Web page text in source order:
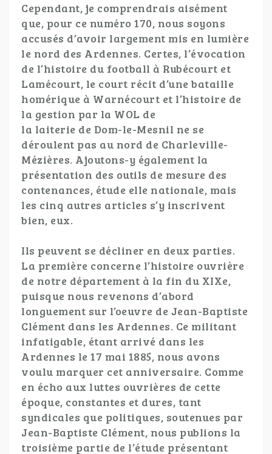
Cependant, je comprendrais aisément
que, pour ce numéro 170, nous soyons
accusés d’avoir largement mis en lumière
le nord des Ardennes. Certes, l’évocation
de l’histoire du football à Rubécourt et
Lamécourt, le court récit d’une bataille
homérique à Warnécourt et l’histoire de
la gestion par la WOL de
la laiterie de Dom-le-Mesnil ne se
déroulent pas au nord de Charleville-
Mézières. Ajoutons-y également la
présentation des outils de mesure des
contenances, étude elle nationale, mais
les cinq autres articles s’y inscrivent
bien, eux.
Ils peuvent se décliner en deux parties.
La première concerne l’histoire ouvrière
de notre département à la fin du XIXe,
puisque nous revenons d’abord
longuement sur l’oeuvre de Jean-Baptiste
Clément dans les Ardennes. Ce militant
infatigable, étant arrivé dans les
Ardennes le 17 mai 1885, nous avons
voulu marquer cet anniversaire. Comme
en écho aux luttes ouvrières de cette
époque, constantes et dures, tant
syndicales que politiques, soutenues par
Jean-Baptiste Clément, nous publions la
troisième partie de l’étude présentant